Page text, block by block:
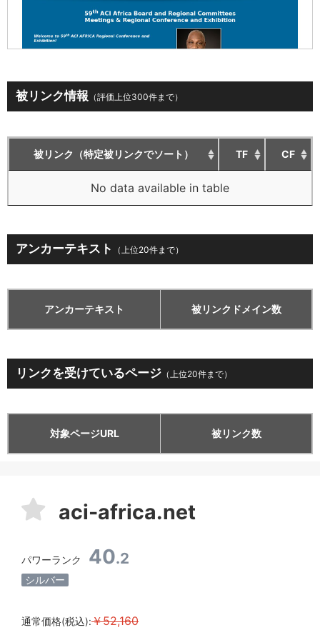
被リンク情報 （評価上位300件まで）
被リンク（特定被リンクでソート） TF CF
No data available in table
アンカーテキスト （上位20件まで）
アンカーテキスト 被リンクドメイン数
リンクを受けているページ （上位20件まで）
対象ページURL 被リンク数
aci-africa.net
パワーランク 40.2
シルバー
通常価格(税込):￥52,160